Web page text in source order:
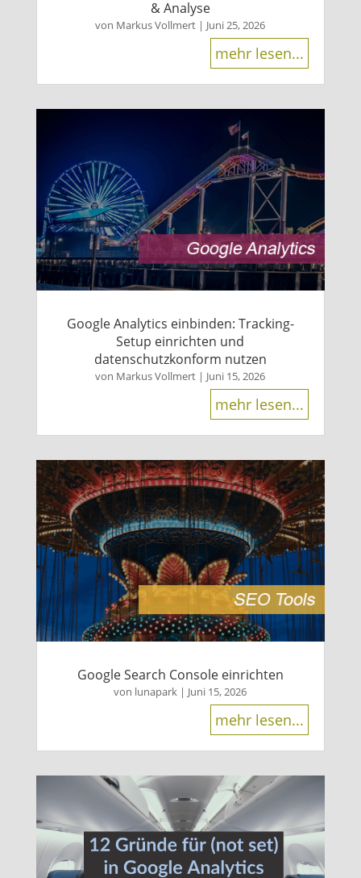
& Analyse
von Markus Vollmert | Juni 25, 2026
mehr lesen...
Google Analytics einbinden: Tracking-
Setup einrichten und
datenschutzkonform nutzen
von Markus Vollmert | Juni 15, 2026
mehr lesen...
Google Search Console einrichten
von lunapark | Juni 15, 2026
mehr lesen...